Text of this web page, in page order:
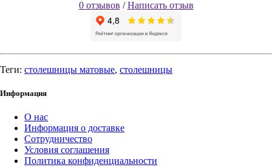
0 отзывов /Написать отзыв
Теги: столешницы матовые, столешницы
Информация
О нас
Информация о доставке
Сотрудничество
Условия соглашения
Политика конфиденциальности